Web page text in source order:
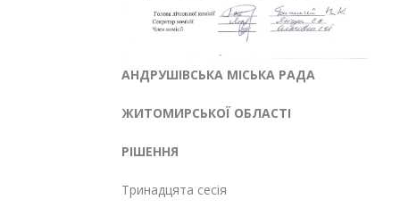
АНДРУШІВСЬКА МІСЬКА РАДА
ЖИТОМИРСЬКОЇ ОБЛАСТІ
РІШЕННЯ
Тринадцята сесія